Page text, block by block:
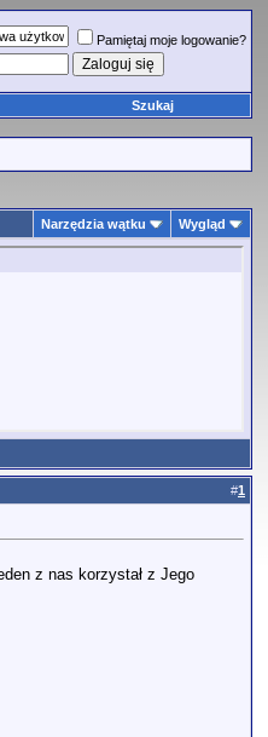
Pamiętaj moje logowanie?
Szukaj
Narzędzia wątku Wygląd
#1
z nas korzystał z Jego